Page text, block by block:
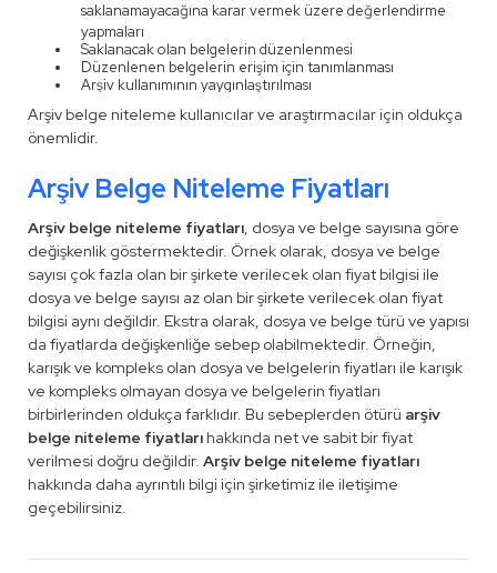
saklanamayacağına karar vermek üzere değerlendirme
yapmaları
Saklanacak olan belgelerin düzenlenmesi
Düzenlenen belgelerin erişim için tanımlanması
Arşiv kullanımının yaygınlaştırılması
Arşiv belge niteleme kullanıcılar ve araştırmacılar için oldukça
önemlidir.
Arşiv Belge Niteleme Fiyatları
Arşiv belge niteleme fiyatları, dosya ve belge sayısına göre
değişkenlik göstermektedir. Örnek olarak, dosya ve belge
sayısı çok fazla olan bir şirkete verilecek olan fiyat bilgisi ile
dosya ve belge sayısı az olan bir şirkete verilecek olan fiyat
bilgisi aynı değildir. Ekstra olarak, dosya ve belge türü ve yapısı
da fiyatlarda değişkenliğe sebep olabilmektedir. Örneğin,
karışık ve kompleks olan dosya ve belgelerin fiyatları ile karışık
ve kompleks olmayan dosya ve belgelerin fiyatları
birbirlerinden oldukça farklıdır. Bu sebeplerden ötürü arşiv
belge niteleme fiyatları hakkında net ve sabit bir fiyat
verilmesi doğru değildir. Arşiv belge niteleme fiyatları
hakkında daha ayrıntılı bilgi için şirketimiz ile iletişime
geçebilirsiniz.